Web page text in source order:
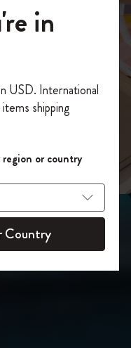
ス）
本を選ぼう
スライド表示2
うこそ
ると、初回注
なります。セ
適用外。
して限定オフ
くのインスピ
ましょう。
録 !
in
USD. International
shipping
or country
Country